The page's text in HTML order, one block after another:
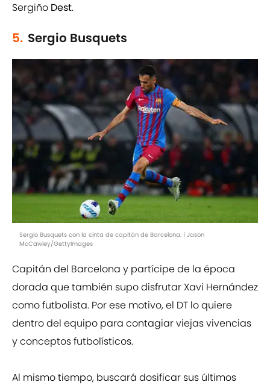
Sergiño Dest.
5. Sergio Busquets
Sergio Busquets con la cinta de capitán de Barcelona. | Jason
McCawley/GettyImages
Capitán del Barcelona y partícipe de la época
dorada que también supo disfrutar Xavi Hernández
como futbolista. Por ese motivo, el DT lo quiere
dentro del equipo para contagiar viejas vivencias
y conceptos futbolísticos.
Al mismo tiempo, buscará dosificar sus últimos